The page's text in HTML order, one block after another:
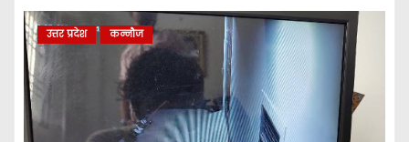
उत्तर प्रदेश कन्नौज